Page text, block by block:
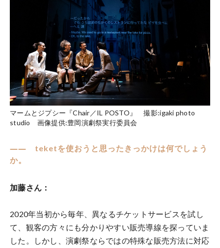
マームとジプシー『Chair／IL POSTO』 撮影:igaki photo
studio 画像提供:豊岡演劇祭実行委員会
―― teketを使おうと思ったきっかけは何でしょう
か。
加藤さん：
2020年当初から毎年、異なるチケットサービスを試し
て、観客の方々にも分かりやすい販売導線を探っていま
した。しかし、演劇祭ならではの特殊な販売方法に対応